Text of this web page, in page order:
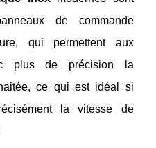
de commande
qui permettent aux
plus de précision la
ce qui est idéal si
la vitesse de